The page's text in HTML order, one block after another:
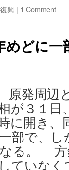
復興 | 1 Comment
めどに
発周辺
が３１日
に開き、
部で、
なる。
ていな